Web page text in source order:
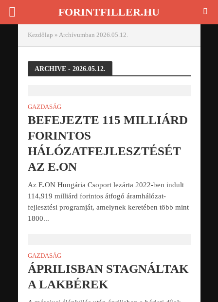
FORINTFILLER.HU
Kezdőlap » Archívumban 2026.05.12.
ARCHIVE - 2026.05.12.
GAZDASÁG
BEFEJEZTE 115 MILLIÁRD
FORINTOS
HÁLÓZATFEJLESZTÉSÉT
AZ E.ON
Az E.ON Hungária Csoport lezárta 2022-ben indult
114,919 milliárd forintos átfogó áramhálózat-
fejlesztési programját, amelynek keretében több mint
1800...
GAZDASÁG
ÁPRILISBAN STAGNÁLTAK
A LAKBÉREK